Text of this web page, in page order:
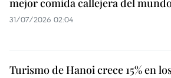
mejor comida callejera del
31/07/2026 02:04
Turismo de Hanoi crece 15% en